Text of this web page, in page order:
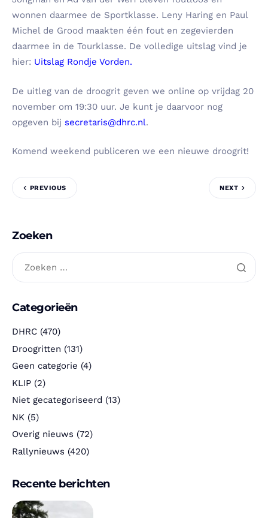
wonnen daarmee de Sportklasse. Leny Haring en Paul
Michel de Grood maakten één fout en zegevierden
daarmee in de Tourklasse. De volledige uitslag vind je
hier: Uitslag Rondje Vorden.
De uitleg van de droogrit geven we online op vrijdag 20
november om 19:30 uur. Je kunt je daarvoor nog
opgeven bij secretaris@dhrc.nl.
Komend weekend publiceren we een nieuwe droogrit!
PREVIOUS NEXT
Zoeken
Categorieën
DHRC (470)
Droogritten (131)
Geen categorie (4)
KLIP (2)
Niet gecategoriseerd (13)
NK (5)
Overig nieuws (72)
Rallynieuws (420)
Recente berichten